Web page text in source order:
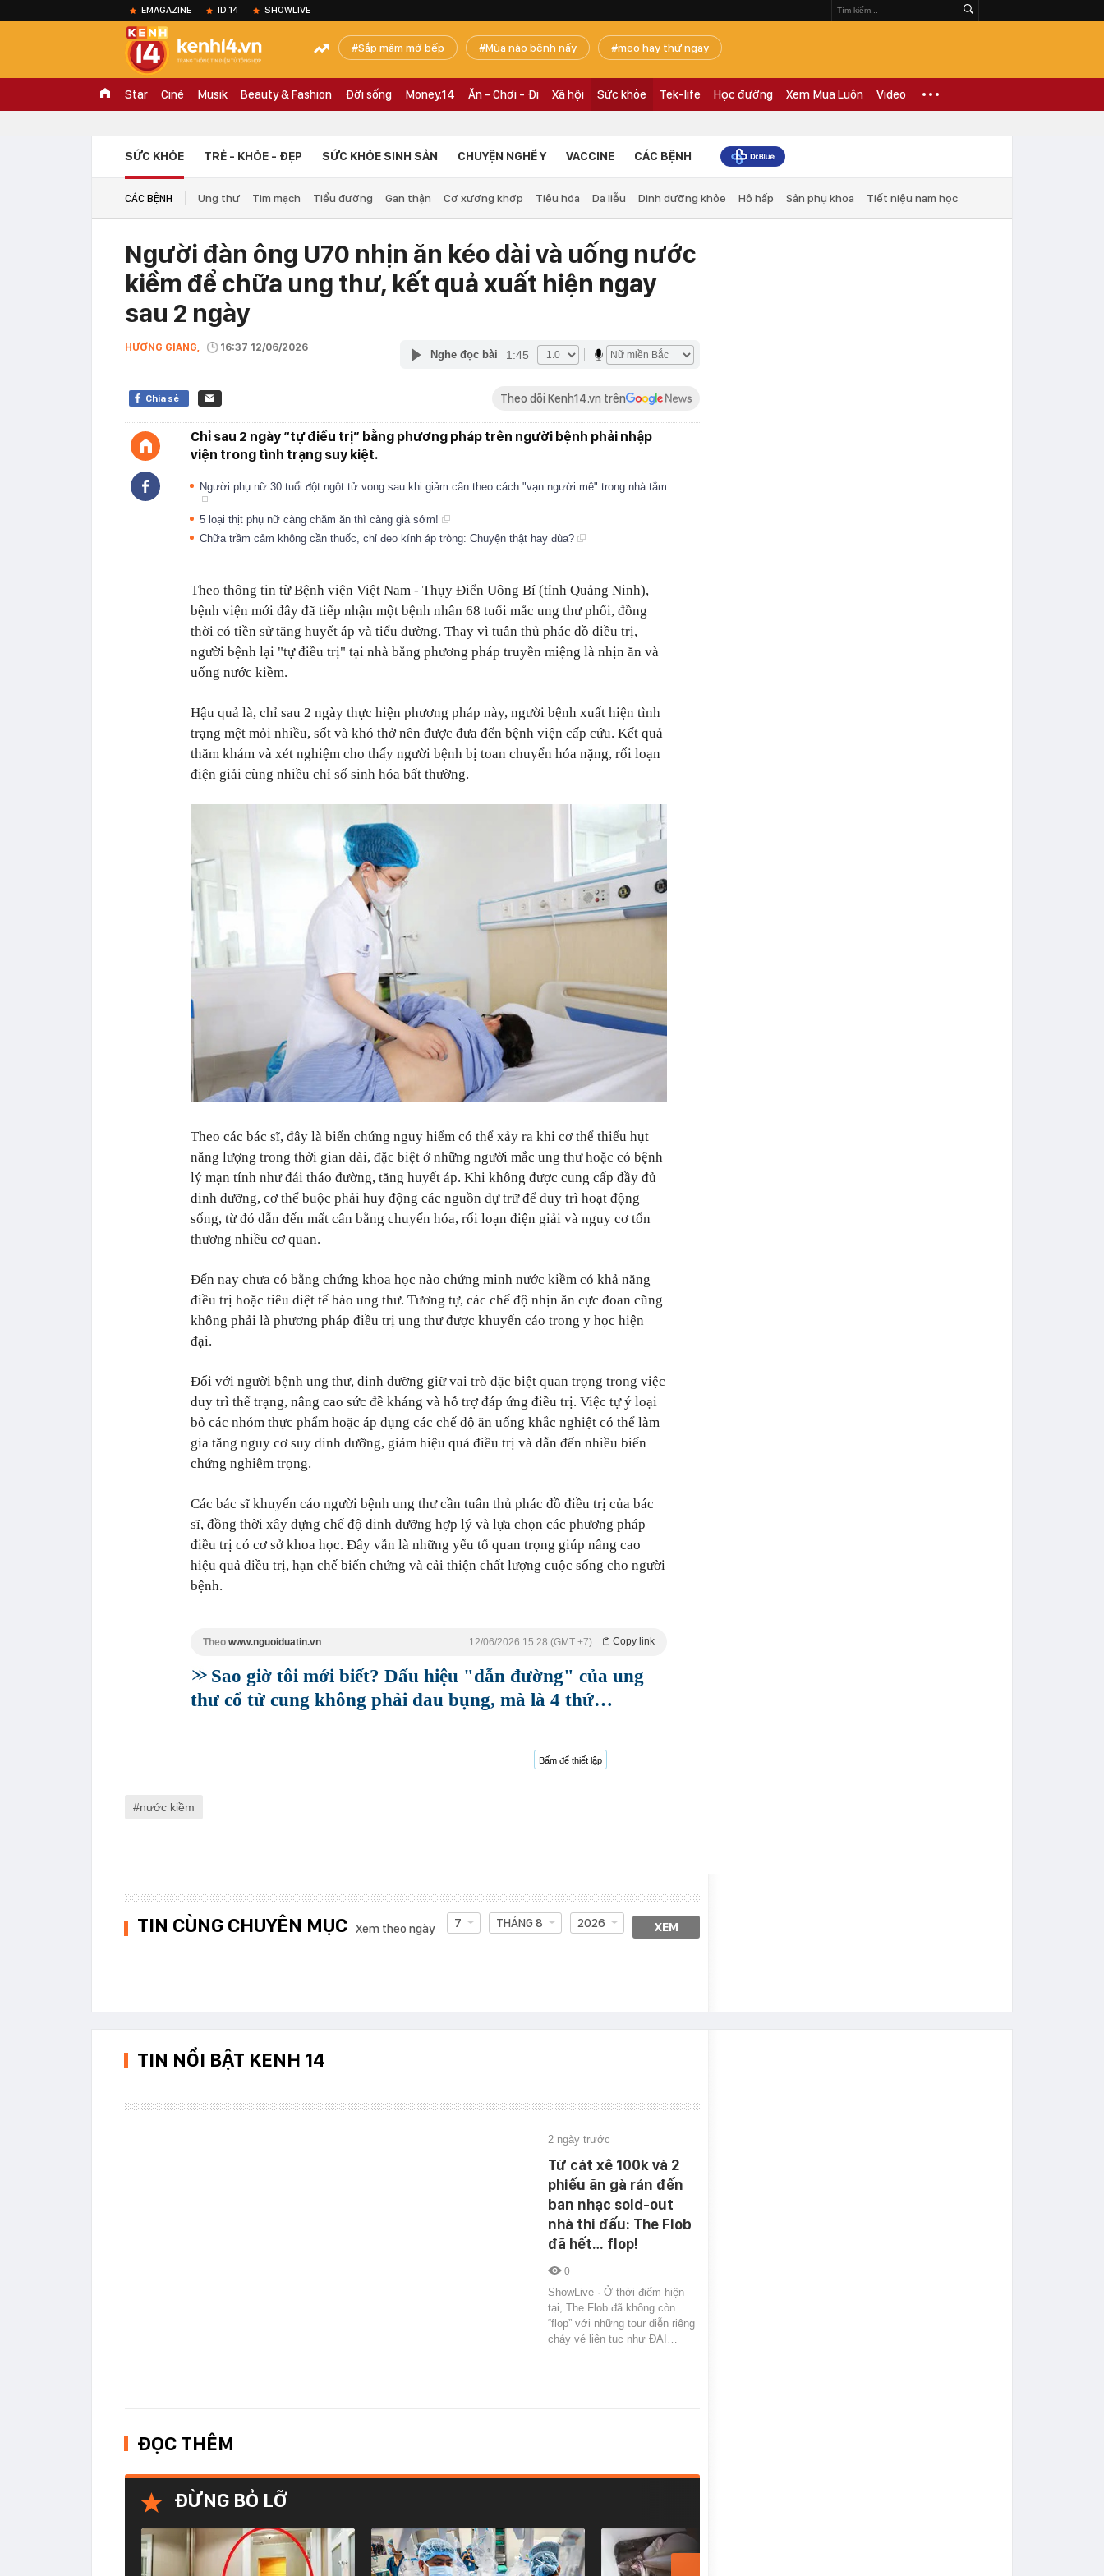
EMAGAZINE ID.14 SHOWLIVE
Sắp mâm mở bếp Mùa nào bệnh nấy mẹo hay thử ngay
Star Ciné Musik Beauty & Fashion Đời sống Money.14 Ăn - Chơi - Đi Xã hội Sức khỏe Tek-life Học đường Xem Mua Luôn Video
SỨC KHỎE TRẺ - KHỎE - ĐẸP SỨC KHỎE SINH SẢN CHUYỆN NGHỀ Y VACCINE CÁC BỆNH
CÁC BỆNH Ung thư Tim mạch Tiểu đường Gan thận Cơ xương khớp Tiêu hóa Da liễu Dinh dưỡng khỏe Hô hấp Sản phụ khoa Tiết niệu nam học
Người đàn ông U70 nhịn ăn kéo dài và uống nước
kiềm để chữa ung thư, kết quả xuất hiện ngay
sau 2 ngày
HƯƠNG GIANG, 16:37 12/06/2026
Nghe đọc bài 1:45
Chia sẻ Theo dõi Kenh14.vn trên
Chỉ sau 2 ngày “tự điều trị” bằng phương pháp trên người bệnh phải nhập
viện trong tình trạng suy kiệt.
Người phụ nữ 30 tuổi đột ngột tử vong sau khi giảm cân theo cách "vạn người mê" trong nhà tắm
5 loại thịt phụ nữ càng chăm ăn thì càng già sớm!
Chữa trầm cảm không cần thuốc, chỉ đeo kính áp tròng: Chuyện thật hay đùa?
Theo thông tin từ Bệnh viện Việt Nam - Thụy Điển Uông Bí (tỉnh Quảng Ninh),
bệnh viện mới đây đã tiếp nhận một bệnh nhân 68 tuổi mắc ung thư phổi, đồng
thời có tiền sử tăng huyết áp và tiểu đường. Thay vì tuân thủ phác đồ điều trị,
người bệnh lại "tự điều trị" tại nhà bằng phương pháp truyền miệng là nhịn ăn và
uống nước kiềm.
Hậu quả là, chỉ sau 2 ngày thực hiện phương pháp này, người bệnh xuất hiện tình
trạng mệt mỏi nhiều, sốt và khó thở nên được đưa đến bệnh viện cấp cứu. Kết quả
thăm khám và xét nghiệm cho thấy người bệnh bị toan chuyển hóa nặng, rối loạn
điện giải cùng nhiều chỉ số sinh hóa bất thường.
Theo các bác sĩ, đây là biến chứng nguy hiểm có thể xảy ra khi cơ thể thiếu hụt
năng lượng trong thời gian dài, đặc biệt ở những người mắc ung thư hoặc có bệnh
lý mạn tính như đái tháo đường, tăng huyết áp. Khi không được cung cấp đầy đủ
dinh dưỡng, cơ thể buộc phải huy động các nguồn dự trữ để duy trì hoạt động
sống, từ đó dẫn đến mất cân bằng chuyển hóa, rối loạn điện giải và nguy cơ tổn
thương nhiều cơ quan.
Đến nay chưa có bằng chứng khoa học nào chứng minh nước kiềm có khả năng
điều trị hoặc tiêu diệt tế bào ung thư. Tương tự, các chế độ nhịn ăn cực đoan cũng
không phải là phương pháp điều trị ung thư được khuyến cáo trong y học hiện
đại.
Đối với người bệnh ung thư, dinh dưỡng giữ vai trò đặc biệt quan trọng trong việc
duy trì thể trạng, nâng cao sức đề kháng và hỗ trợ đáp ứng điều trị. Việc tự ý loại
bỏ các nhóm thực phẩm hoặc áp dụng các chế độ ăn uống khắc nghiệt có thể làm
gia tăng nguy cơ suy dinh dưỡng, giảm hiệu quả điều trị và dẫn đến nhiều biến
chứng nghiêm trọng.
Các bác sĩ khuyến cáo người bệnh ung thư cần tuân thủ phác đồ điều trị của bác
sĩ, đồng thời xây dựng chế độ dinh dưỡng hợp lý và lựa chọn các phương pháp
điều trị có cơ sở khoa học. Đây vẫn là những yếu tố quan trọng giúp nâng cao
hiệu quả điều trị, hạn chế biến chứng và cải thiện chất lượng cuộc sống cho người
bệnh.
Theo www.nguoiduatin.vn Copy link
12/06/2026 15:28 (GMT +7)
Sao giờ tôi mới biết? Dấu hiệu "dẫn đường" của ung
thư cổ tử cung không phải đau bụng, mà là 4 thứ…
Bấm để thiết lập
nước kiềm
TIN CÙNG CHUYÊN MỤC Xem theo ngày 7 THÁNG 8 2026 XEM
TIN NỔI BẬT KENH 14
2 ngày trước
Từ cát xê 100k và 2
phiếu ăn gà rán đến
ban nhạc sold-out
nhà thi đấu: The Flob
đã hết… flop!
0
ShowLive · Ở thời điểm hiện
tại, The Flob đã không còn…
“flop” với những tour diễn riêng
cháy vé liên tục như ĐẠI…
ĐỌC THÊM
ĐỪNG BỎ LỠ